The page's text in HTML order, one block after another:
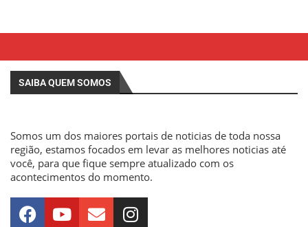
SAIBA QUEM SOMOS
Somos um dos maiores portais de noticias de toda nossa
região, estamos focados em levar as melhores noticias até
você, para que fique sempre atualizado com os
acontecimentos do momento.